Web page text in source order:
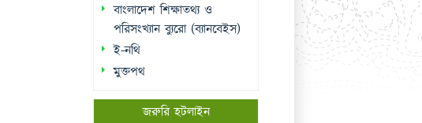
বাংলাদেশ শিক্ষাতথ্য ও
পরিসংখ্যান ব্যুরো (ব্যানবেইস)
ই-নথি
মুক্তপথ
জরুরি হটলাইন